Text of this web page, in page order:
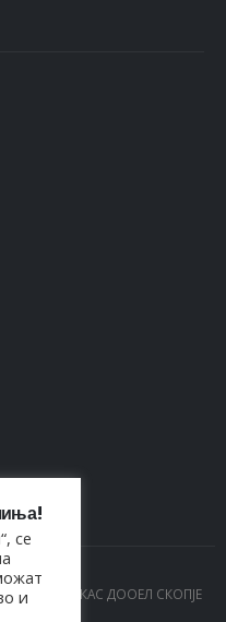
од МАРКАС ДООЕЛ СКОПЈЕ
се
и